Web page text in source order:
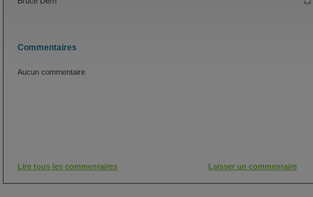
Commentaires
Aucun commentaire
Lire tous les commentaires Laisser un commentaire